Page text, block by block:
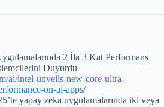
2 İla 3 Kat Performans
Duyurdu
ai/intel-unveils-new-core-ultra-
on-ai-apps/
yapay zeka uygulamalarında iki veya